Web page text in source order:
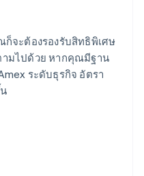
ก็จะต้องรองรับสิทธิพิเศษ
ามไปด้วย หากคุณมีฐาน
ระดับธุรกิจ อัตรา